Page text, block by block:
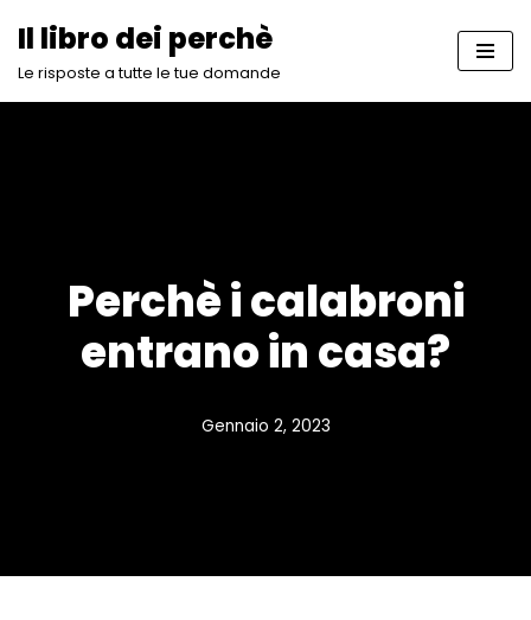
Vai
Il libro dei perchè
Le risposte a tutte le tue domande
Perchè i calabroni
entrano in casa?
Gennaio 2, 2023